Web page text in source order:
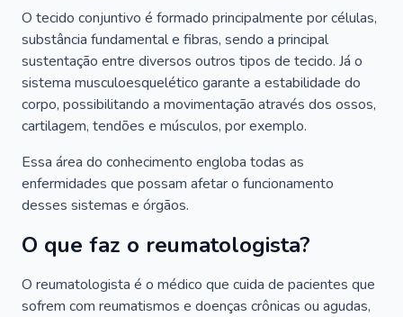
O tecido conjuntivo é formado principalmente por células,
substância fundamental e fibras, sendo a principal
sustentação entre diversos outros tipos de tecido. Já o
sistema musculoesquelético garante a estabilidade do
corpo, possibilitando a movimentação através dos ossos,
cartilagem, tendões e músculos, por exemplo.
Essa área do conhecimento engloba todas as
enfermidades que possam afetar o funcionamento
desses sistemas e órgãos.
O que faz o reumatologista?
O reumatologista é o médico que cuida de pacientes que
sofrem com reumatismos e doenças crônicas ou agudas,